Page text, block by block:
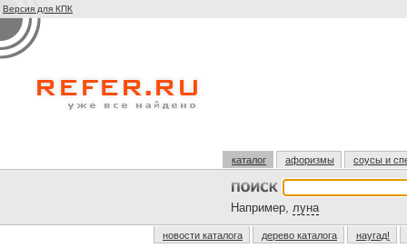
Версия для КПК
каталог афоризмы соусы и
Например, луна
новости каталога дерево каталога наугад!